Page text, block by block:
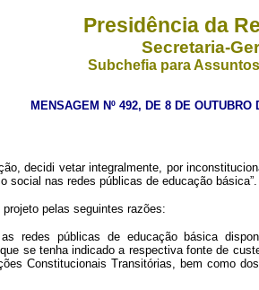
Presidência da
Secretaria-
Subchefia para
MENSAGEM Nº 492, DE 8 DE OUTUBRO
decidi vetar integralmente, por
social nas redes públicas de educação básica”.
pelas seguintes razões:
redes públicas de educação básica
se tenha indicado a respectiva fonte de
Constitucionais Transitórias, bem como